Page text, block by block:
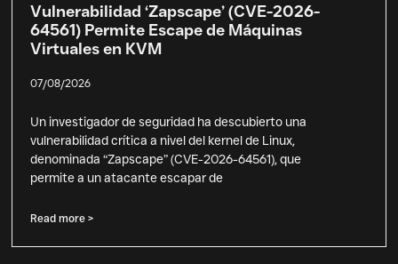
Vulnerabilidad ‘Zapscape’ (CVE-2026-
64561) Permite Escape de Máquinas
Virtuales en KVM
07/08/2026
Un investigador de seguridad ha descubierto una
vulnerabilidad crítica a nivel del kernel de Linux,
denominada “Zapscape” (CVE-2026-64561), que
permite a un atacante escapar de
Read more >